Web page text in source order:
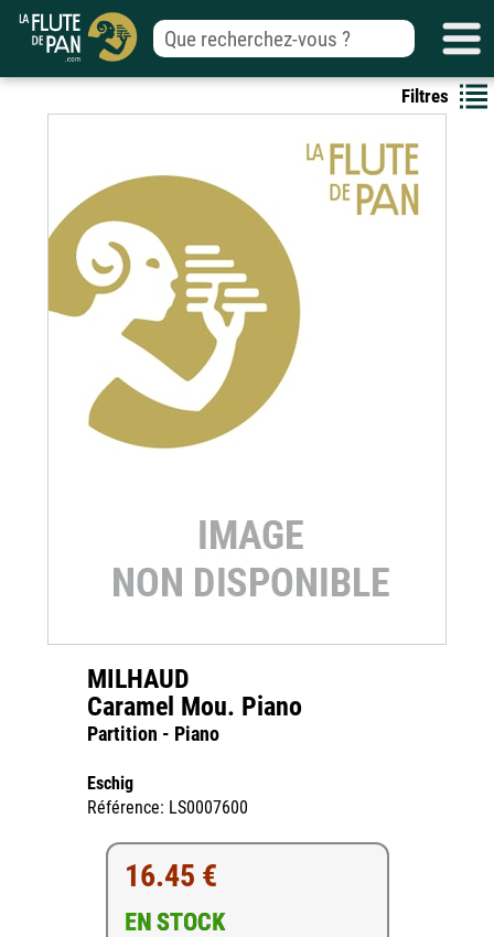
Filtres
MILHAUD
Caramel Mou. Piano
Partition - Piano
Eschig
Référence: LS0007600
16.45 €
EN STOCK